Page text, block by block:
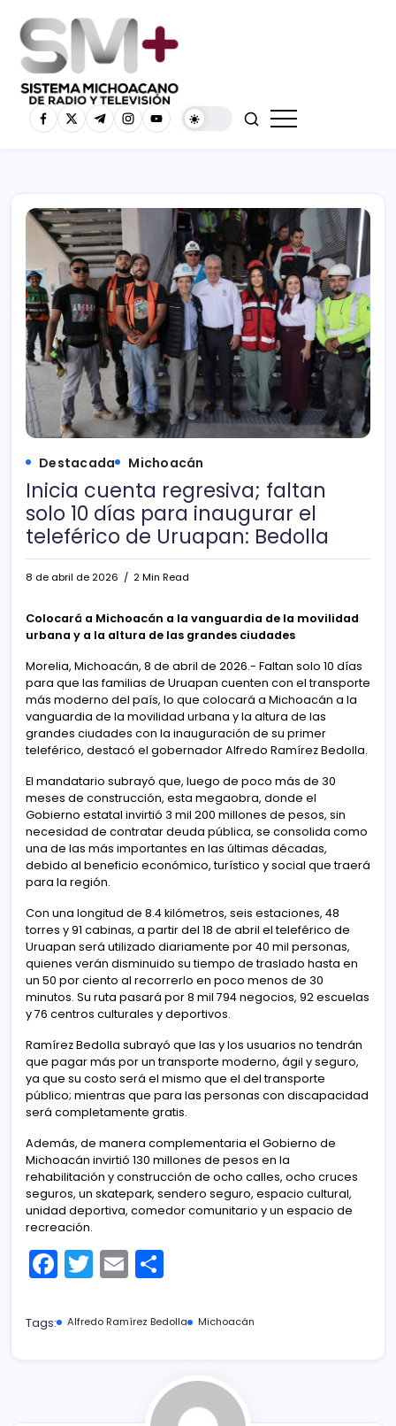
Destacada Michoacán
Inicia cuenta regresiva; faltan
solo 10 días para inaugurar el
teleférico de Uruapan: Bedolla
8 de abril de 2026 2 Min Read
Colocará a Michoacán a la vanguardia de la movilidad
urbana y a la altura de las grandes ciudades
Morelia, Michoacán, 8 de abril de 2026.- Faltan solo 10 días
para que las familias de Uruapan cuenten con el transporte
más moderno del país, lo que colocará a Michoacán a la
vanguardia de la movilidad urbana y la altura de las
grandes ciudades con la inauguración de su primer
teleférico, destacó el gobernador Alfredo Ramírez Bedolla.
El mandatario subrayó que, luego de poco más de 30
meses de construcción, esta megaobra, donde el
Gobierno estatal invirtió 3 mil 200 millones de pesos, sin
necesidad de contratar deuda pública, se consolida como
una de las más importantes en las últimas décadas,
debido al beneficio económico, turístico y social que traerá
para la región.
Con una longitud de 8.4 kilómetros, seis estaciones, 48
torres y 91 cabinas, a partir del 18 de abril el teleférico de
Uruapan será utilizado diariamente por 40 mil personas,
quienes verán disminuido su tiempo de traslado hasta en
un 50 por ciento al recorrerlo en poco menos de 30
minutos. Su ruta pasará por 8 mil 794 negocios, 92 escuelas
y 76 centros culturales y deportivos.
Ramírez Bedolla subrayó que las y los usuarios no tendrán
que pagar más por un transporte moderno, ágil y seguro,
ya que su costo será el mismo que el del transporte
público; mientras que para las personas con discapacidad
será completamente gratis.
Además, de manera complementaria el Gobierno de
Michoacán invirtió 130 millones de pesos en la
rehabilitación y construcción de ocho calles, ocho cruces
seguros, un skatepark, sendero seguro, espacio cultural,
unidad deportiva, comedor comunitario y un espacio de
recreación.
F
a
c
T
w
itt
E
m
ai m
ar
tir
Tags: Alfredo Ramírez Bedolla Michoacán